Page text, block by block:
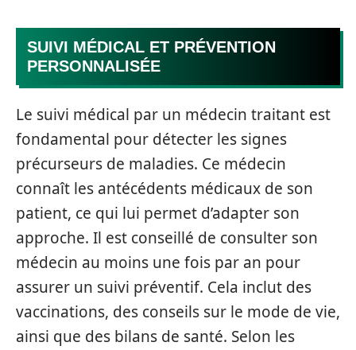
SUIVI MÉDICAL ET PRÉVENTION
PERSONNALISÉE
Le suivi médical par un médecin traitant est
fondamental pour détecter les signes
précurseurs de maladies. Ce médecin
connaît les antécédents médicaux de son
patient, ce qui lui permet d’adapter son
approche. Il est conseillé de consulter son
médecin au moins une fois par an pour
assurer un suivi préventif. Cela inclut des
vaccinations, des conseils sur le mode de vie,
ainsi que des bilans de santé. Selon les